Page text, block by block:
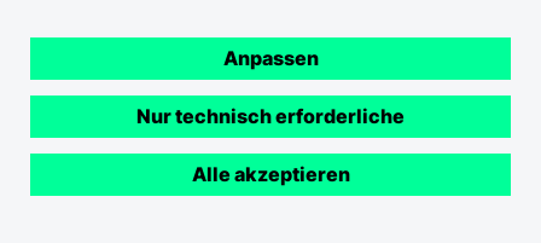
Anpassen
Nur technisch erforderliche
Alle akzeptieren